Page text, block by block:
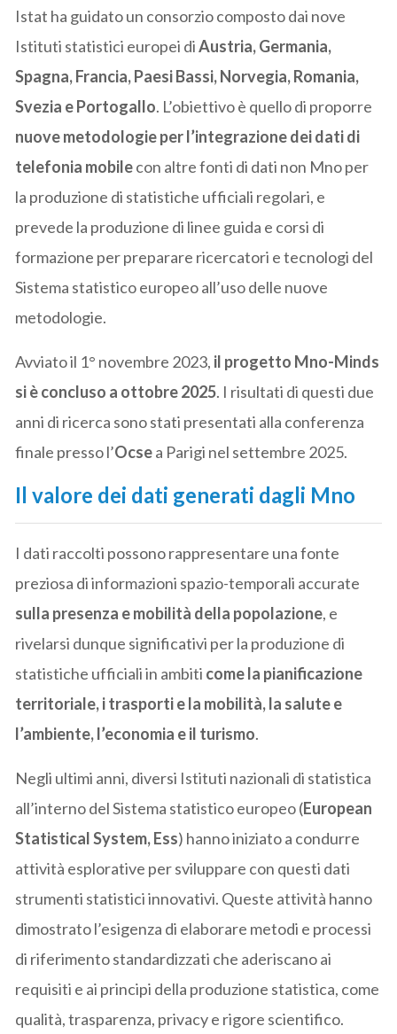
Istat ha guidato un consorzio composto dai nove
Istituti statistici europei diAustria, Germania,
Spagna, Francia, Paesi Bassi, Norvegia, Romania,
Svezia e Portogallo. L’obiettivo è quello di proporre
nuove metodologie per l’integrazione dei dati di
telefonia mobilecon altre fonti di dati non Mno per
la produzione di statistiche ufficiali regolari, e
prevede la produzione di linee guida e corsi di
formazione per preparare ricercatori e tecnologi del
Sistema statistico europeo all’uso delle nuove
metodologie.
Avviato il 1° novembre 2023, il progetto Mno-Minds
si è concluso a ottobre 2025. I risultati di questi due
anni di ricerca sono stati presentati alla conferenza
finale presso l’Ocsea Parigi nel settembre 2025.
Il valore dei dati generati dagli Mno
I dati raccolti possono rappresentare una fonte
preziosa di informazioni spazio-temporali accurate
sulla presenza e mobilità della popolazione, e
rivelarsi dunque significativi per la produzione di
statistiche ufficiali in ambiti come la pianificazione
territoriale, i trasporti e la mobilità, la salute e
l’ambiente, l’economia e il turismo.
Negli ultimi anni, diversi Istituti nazionali di statistica
all’interno del Sistema statistico europeo (European
Statistical System, Ess) hanno iniziato a condurre
attività esplorative per sviluppare con questi dati
strumenti statistici innovativi. Queste attività hanno
dimostrato l’esigenza di elaborare metodi e processi
di riferimento standardizzati che aderiscano ai
requisiti e ai principi della produzione statistica, come
qualità, trasparenza, privacy e rigore scientifico.